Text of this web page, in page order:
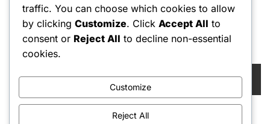
Über uns
Suche
traffic. You can choose which cookies to allow
by clicking Customize. Click Accept All to
consent or Reject All to decline non-essential
cookies.
Customize
Reject All